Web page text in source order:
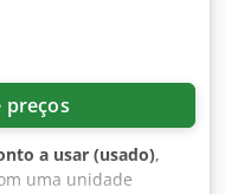
vender a sua?
preços
a usar (usado),
uma unidade